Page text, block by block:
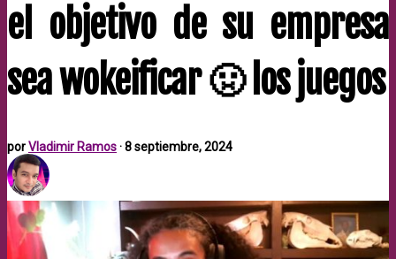
el objetivo de su empresa
sea wokeificar 🤢 los juegos
porVladimir Ramos·8 septiembre, 2024